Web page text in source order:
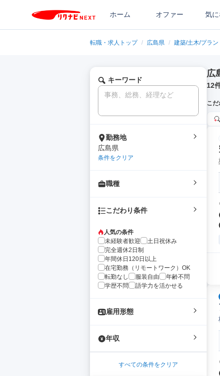
ホーム オファー 気に
転職・求人トップ / 広島県 / 建築/土木/プラ
キーワード
勤務地
広島県
条件をクリア
職種
こだわり条件
人気の条件
未経験者歓迎
土日祝休み
完全週休2日制
年間休日120日以上
在宅勤務（リモートワーク）OK
転勤なし
服装自由
年齢不問
学歴不問
語学力を活かせる
雇用形態
年収
すべての条件をクリア
広
12
こ